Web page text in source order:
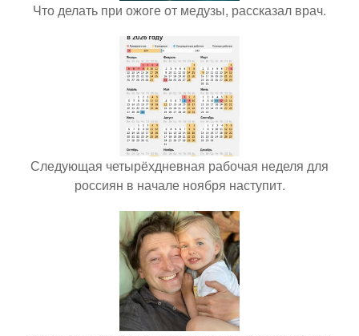
Что делать при ожоге от медузы, рассказал врач.
Следующая четырёхдневная рабочая неделя для
россиян в начале ноября наступит.